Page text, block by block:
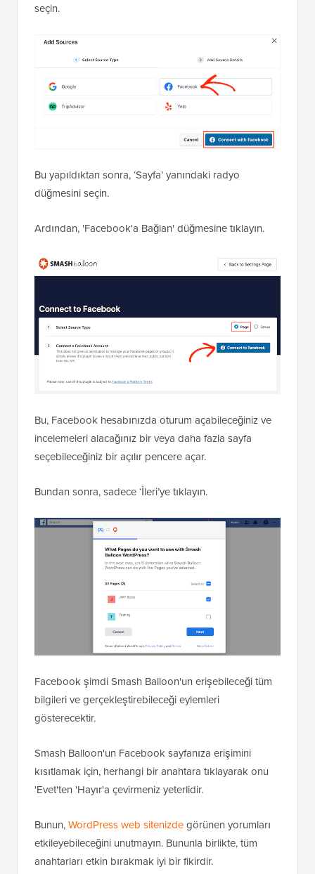
seçin.
Bu yapıldıktan sonra, ‘Sayfa’ yanındaki radyo
düğmesini seçin.
Ardından, 'Facebook'a Bağlan' düğmesine tıklayın.
Bu, Facebook hesabınızda oturum açabileceğiniz ve
incelemeleri alacağınız bir veya daha fazla sayfa
seçebileceğiniz bir açılır pencere açar.
Bundan sonra, sadece ‘İleri’ye tıklayın.
Facebook şimdi Smash Balloon'un erişebileceği tüm
bilgileri ve gerçekleştirebileceği eylemleri
gösterecektir.
Smash Balloon'un Facebook sayfanıza erişimini
kısıtlamak için, herhangi bir anahtara tıklayarak onu
'Evet'ten 'Hayır'a çevirmeniz yeterlidir.
Bunun,WordPress web sitenizdegörünen yorumları
etkileyebileceğini unutmayın. Bununla birlikte, tüm
anahtarları etkin bırakmak iyi bir fikirdir.